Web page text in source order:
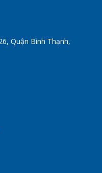
Quận Bình Thạnh,